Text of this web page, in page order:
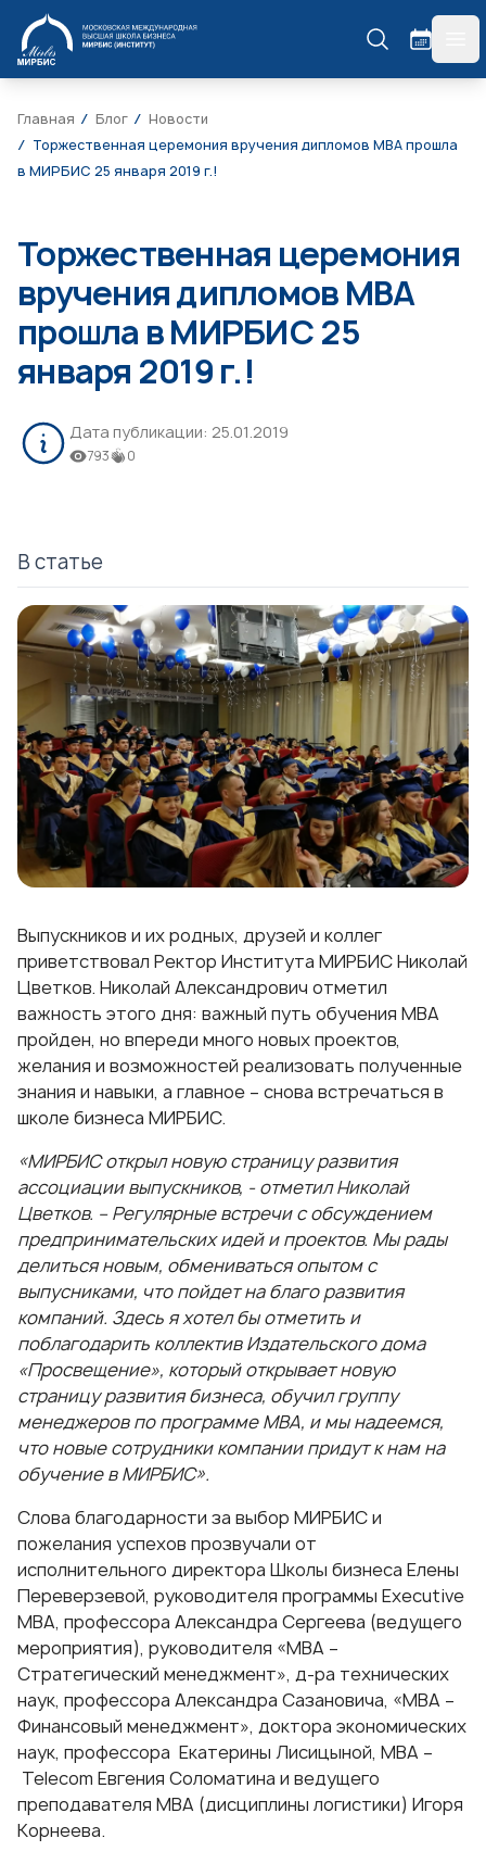
МИРБИС
Главная Блог
Новости
Торжественная церемония вручения дипломов МВА прошла
в МИРБИС 25 января 2019 г.!
Торжественная церемония
вручения дипломов МВА
прошла в МИРБИС 25
января 2019 г.!
Дата публикации: 25.01.2019
793 0
В статье
Выпускников и их родных, друзей и коллег
приветствовал Ректор Института МИРБИС Николай
Цветков. Николай Александрович отметил
важность этого дня: важный путь обучения МВА
пройден, но впереди много новых проектов,
желания и возможностей реализовать полученные
знания и навыки, а главное – снова встречаться в
школе бизнеса МИРБИС.
«МИРБИС открыл новую страницу развития
ассоциации выпускников, - отметил Николай
Цветков. – Регулярные встречи с обсуждением
предпринимательских идей и проектов. Мы рады
делиться новым, обмениваться опытом с
выпусниками, что пойдет на благо развития
компаний. Здесь я хотел бы отметить и
поблагодарить коллектив Издательского дома
«Просвещение», который открывает новую
страницу развития бизнеса, обучил группу
менеджеров по программе МВА, и мы надеемся,
что новые сотрудники компании придут к нам на
обучение в МИРБИС».
Слова благодарности за выбор МИРБИС и
пожелания успехов прозвучали от
исполнительного директора Школы бизнеса Елены
Переверзевой, руководителя программы Executive
MBA, профессора Александра Сергеева (ведущего
мероприятия), руководителя «МВА –
Стратегический менеджмент», д-ра технических
наук, профессора Александра Сазановича, «МВА –
Финансовый менеджмент», доктора экономических
наук, профессора Екатерины Лисицыной, MBA –
Telecom Евгения Соломатина и ведущего
преподавателя МВА (дисциплины логистики) Игоря
Корнеева.